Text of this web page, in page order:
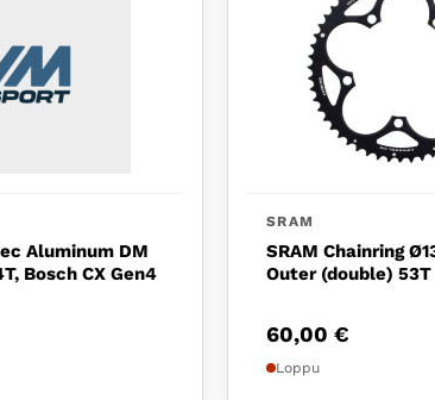
Aluminum DM
Bosch CX Gen4
SRAM
SRAM Chainring
Outer (double)
60,00 €
Loppu